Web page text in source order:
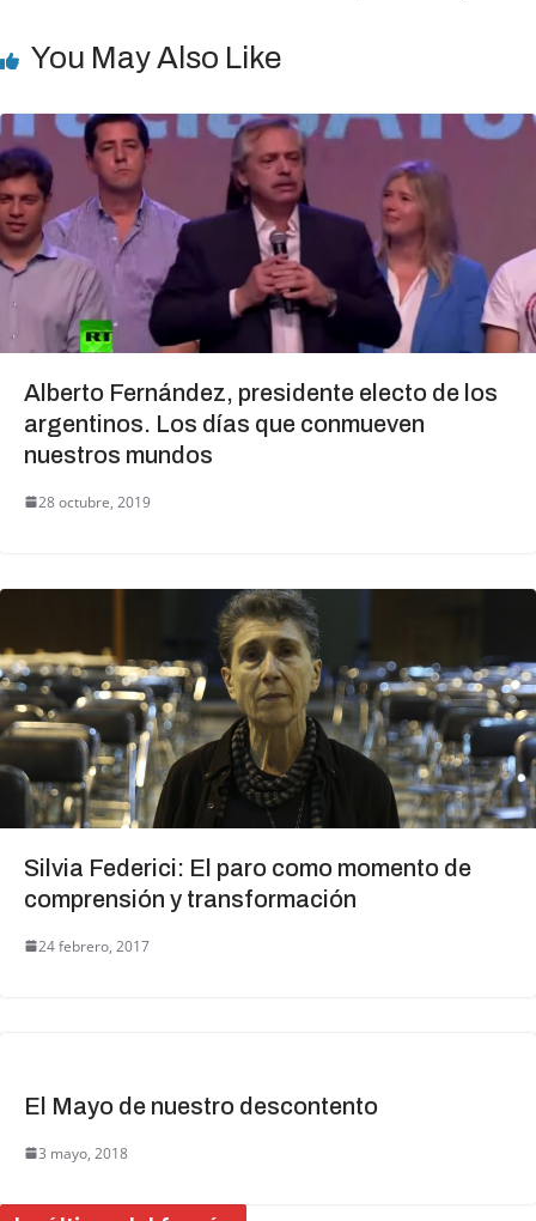
o p
You May Also Like
Alberto Fernández, presidente electo de los
argentinos. Los días que conmueven
nuestros mundos
28 octubre, 2019
Silvia Federici: El paro como momento de
comprensión y transformación
24 febrero, 2017
El Mayo de nuestro descontento
3 mayo, 2018